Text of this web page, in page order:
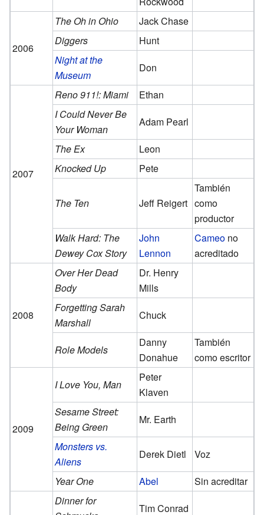
2006
The Oh in Ohio
Jack Chase
Diggers
Hunt
Night at the
Museum
Don
2007
Reno 911!: Miami
Ethan
I Could Never Be
Your Woman
Adam Pearl
The Ex
Leon
Knocked Up
Pete
The Ten Jeff Reigert
También
como
productor
Walk Hard: The
Dewey Cox Story
John
Lennon
Cameo no
acreditado
2008
Over Her Dead
Body
Dr. Henry
Mills
Forgetting Sarah
Marshall
Chuck
Role Models
Danny
Donahue
También
como escritor
2009
I Love You, Man
Peter
Klaven
Sesame Street:
Being Green
Mr. Earth
Monsters vs.
Aliens
Derek Dietl
Voz
Year One
Abel Sin acreditar
Dinner for
Tim Conrad